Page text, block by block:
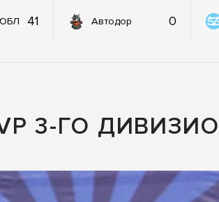
41 Автодор 0
3-ГО